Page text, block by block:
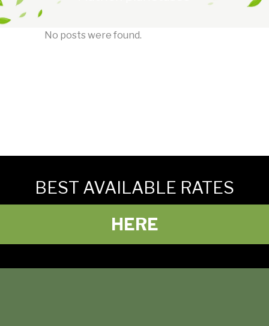
No posts were found.
BEST AVAILABLE RATES
HERE